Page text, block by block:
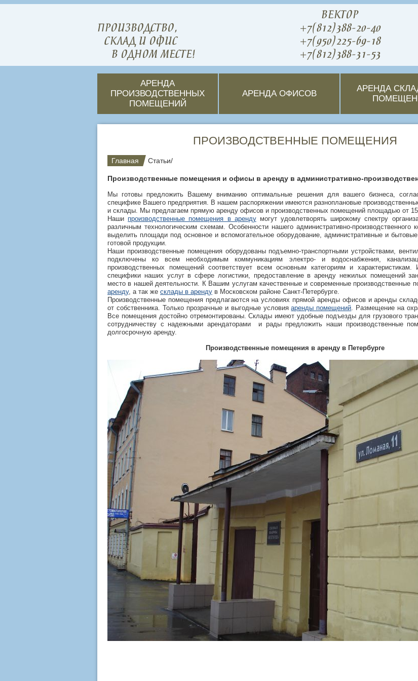
ПРОИЗВОДСТВО,
СКЛАД И ОФИС
В ОДНОМ МЕСТЕ!
ВЕКТОР
+7(812)388-20-40
+7(950)225-69-18
+7(812)388-31-53
АРЕНДА
ПРОИЗВОДСТВЕННЫХ
ПОМЕЩЕНИЙ
АРЕНДА ОФИСОВ
АРЕНДА
ПРОИЗВОДСТВЕННЫЕ ПОМЕЩЕНИЯ
Главная Статьи/
Производственные помещения и офисы в аренду в административно-
Мы готовы предложить Вашему вниманию оптимальные решения для вашего бизнеса,
специфике Вашего предприятия. В нашем распоряжении имеются разноплановые
и склады. Мы предлагаем прямую аренду офисов и производственных помещений площадью от
Наши производственные помещения в арендумогут удовлетворять широкому спектру
различным технологическим схемам. Особенности нашего административно-производственного
выделить площади под основное и вспомогательное оборудование, административные и
готовой продукции.
Наши производственные помещения оборудованы подъемно-транспортными устройствами,
подключены ко всем необходимым коммуникациям электро- и водоснабжения,
производственных помещений соответствует всем основным категориям и характеристикам.
специфики наших услуг в сфере логистики, предоставление в аренду нежилых помещений
место в нашей деятельности. К Вашим услугам качественные и современные производственные
аренду, а так же склады в аренду в Московском районе Санкт-Петербурге.
Производственные помещения предлагаются на условиях прямой аренды офисов и аренды
от собственника. Только прозрачные и выгодные условияаренды помещений. Размещение на
Все помещения достойно отремонтированы. Склады имеют удобные подъезды для грузового
сотрудничеству с надежными арендаторами и рады предложить наши производственные
долгосрочную аренду.
Производственные помещения в аренду в Петербурге